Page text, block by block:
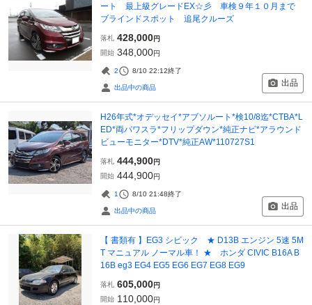
ート 最上級グレードEX☆彡 車検９年１０月まで
ブラインドスポット 追尾クルーズ
落札 428,000円
開始 348,000円
2 8/10 22:12終了
出品中の商品 出品
H26年式*オデッセイ*アブソルート*検10/8迄*CTBA*L
ED*両パワスラ*フリップダウン*純正ナビ*アラウンド
ビューモニター*DTV*純正AW*110727S1
落札 444,900円
開始 444,900円
1 8/10 21:48終了
出品中の商品 出品
【 書類有 】EG3 シビック ★ D13B エンジン 5速 5M
T マニュアル ノーマル車！ ★ ホンダ CIVIC B16A B
16B eg3 EG4 EG5 EG6 EG7 EG8 EG9
落札 605,000円
開始 110,000円